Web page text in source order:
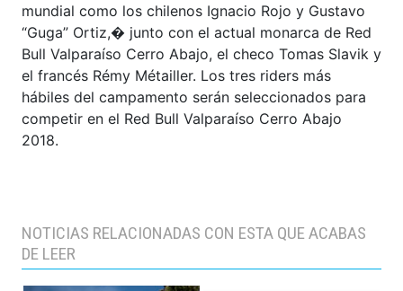
mundial como los chilenos Ignacio Rojo y Gustavo
“Guga” Ortiz,� junto con el actual monarca de Red
Bull Valparaíso Cerro Abajo, el checo Tomas Slavik y
el francés Rémy Métailler. Los tres riders más
hábiles del campamento serán seleccionados para
competir en el Red Bull Valparaíso Cerro Abajo
2018.
NOTICIAS RELACIONADAS CON ESTA QUE ACABAS
DE LEER